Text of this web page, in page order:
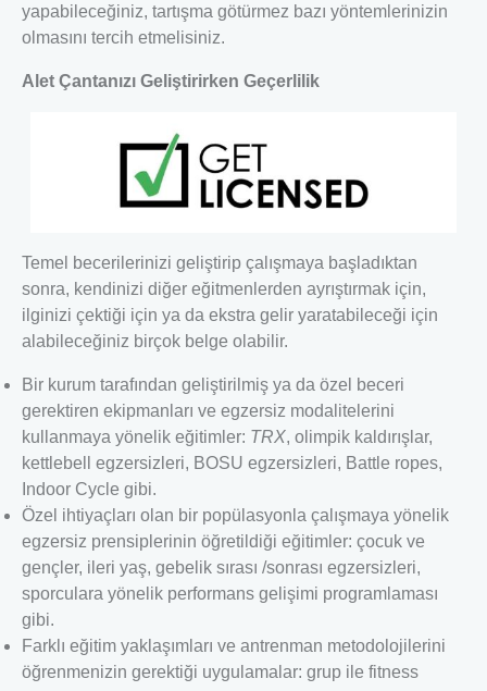
yapabileceğiniz, tartışma götürmez bazı yöntemlerinizin
olmasını tercih etmelisiniz.
Alet Çantanızı Geliştirirken Geçerlilik
Temel becerilerinizi geliştirip çalışmaya başladıktan
sonra, kendinizi diğer eğitmenlerden ayrıştırmak için,
ilginizi çektiği için ya da ekstra gelir yaratabileceği için
alabileceğiniz birçok belge olabilir.
Bir kurum tarafından geliştirilmiş ya da özel beceri
gerektiren ekipmanları ve egzersiz modalitelerini
kullanmaya yönelik eğitimler: TRX, olimpik kaldırışlar,
kettlebell egzersizleri, BOSU egzersizleri, Battle ropes,
Indoor Cycle gibi.
Özel ihtiyaçları olan bir popülasyonla çalışmaya yönelik
egzersiz prensiplerinin öğretildiği eğitimler: çocuk ve
gençler, ileri yaş, gebelik sırası /sonrası egzersizleri,
sporculara yönelik performans gelişimi programlaması
gibi.
Farklı eğitim yaklaşımları ve antrenman metodolojilerini
öğrenmenizin gerektiği uygulamalar: grup ile fitness